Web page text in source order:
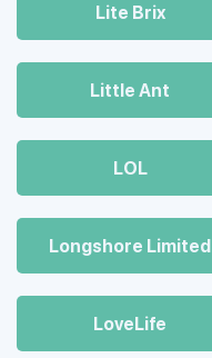
Lite Brix
Little Ant
LOL
Longshore Limited
LoveLife